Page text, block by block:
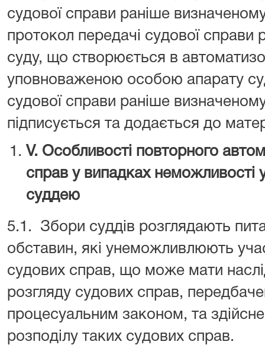
судової справи раніше
протокол передачі судової справи
суду, що створюється в
уповноваженою особою апарату
судової справи раніше
підписується та додається до
V. Особливості повторного
справ у випадках неможливості
суддею
5.1. Збори суддів розглядають
обставин, які унеможливлюють
судових справ, що може мати
розгляду судових справ,
процесуальним законом, та
розподілу таких судових справ.